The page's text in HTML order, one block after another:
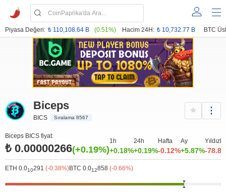
Piyasa Değeri: ₺ 110,108.64 B (0.51%) Hacim 24H: ₺ 10,732.77 B BTC
Biceps
BICS Sıralama 8567
Biceps BICS fiyat:
₺ 0.00000266(+0.19%)
1h
+0.18%
24h
+0.19%
Hafta
-0.12%
Ay
+5.87%-
ETH 0.010291 (-0.38%)BTC 0.012858 (-0.66%)